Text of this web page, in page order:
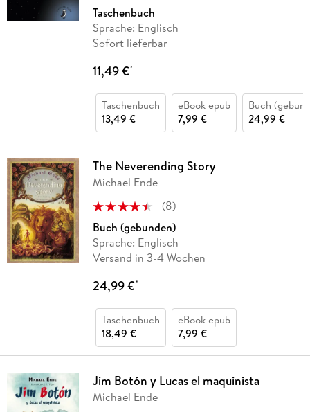
Taschenbuch
Sprache: Englisch
Sofort lieferbar
11,49 €*
Taschenbuch
13,49 €
eBook epub
7,99 €
Buch
24,99 €
The Neverending Story
Michael Ende
(8)
Buch (gebunden)
Sprache: Englisch
Versand in 3-4 Wochen
24,99 €*
Taschenbuch
18,49 €
eBook epub
7,99 €
Jim Botón y Lucas el maquinista
Michael Ende